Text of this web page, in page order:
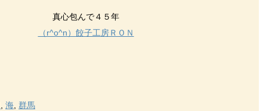
真心包んで４５年
（r^o^n）餃子工房ＲＯＮ
海 群馬